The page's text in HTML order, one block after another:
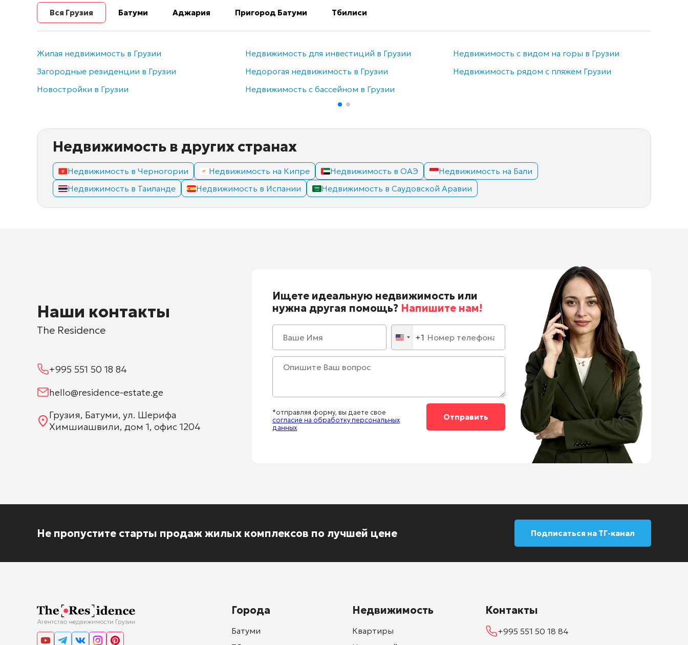
Вся Грузия Батуми Аджария Пригород Батуми Тбилиси
Жилая недвижимость в Грузии
Загородные резиденции в Грузии
Новостройки в Грузии
Недвижимость для инвестиций в Грузии
Недорогая недвижимость в Грузии
Недвижимость с бассейном в Грузии
Недвижимость с видом на горы в Грузии
Недвижимость рядом с пляжем Грузии
Недвижимость в других странах
Недвижимость в Черногории Недвижимость на Кипре Недвижимость в ОАЭ
Недвижимость на Бали
Недвижимость в Таиланде
Недвижимость в Испании Недвижимость в Саудовской Аравии
Наши контакты
The Residence
+995 551 50 18 84
hello@residence-estate.ge
Грузия, Батуми, ул. Шерифа
Химшиашвили, дом 1, офис 1204
Ищете идеальную недвижимость или
нужна другая помощь? Напишите нам!
United
States
+1
*отправляя форму, вы даете свое
согласие на обработку персональных
данных
Не пропустите старты продаж жилых комплексов по лучшей цене Подписаться на ТГ-канал
Города
Батуми
Недвижимость
Квартиры
Контакты
+995 551 50 18 84